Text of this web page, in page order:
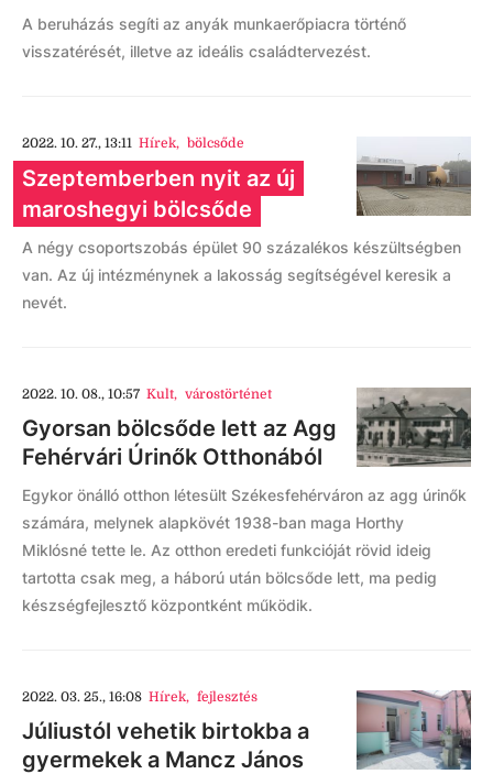
A beruházás segíti az anyák munkaerőpiacra történő
visszatérését, illetve az ideális családtervezést.
2022. 10. 27., 13:11 Hírek, bölcsőde
Szeptemberben nyit az új
maroshegyi bölcsőde
A négy csoportszobás épület 90 százalékos készültségben
van. Az új intézménynek a lakosság segítségével keresik a
nevét.
2022. 10. 08., 10:57 Kult, várostörténet
Gyorsan bölcsőde lett az Agg
Fehérvári Úrinők Otthonából
Egykor önálló otthon létesült Székesfehérváron az agg úrinők
számára, melynek alapkövét 1938-ban maga Horthy
Miklósné tette le. Az otthon eredeti funkcióját rövid ideig
tartotta csak meg, a háború után bölcsőde lett, ma pedig
készségfejlesztő központként működik.
2022. 03. 25., 16:08 Hírek, fejlesztés
Júliustól vehetik birtokba a
gyermekek a Mancz János